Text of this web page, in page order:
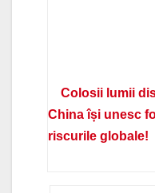
Colosii lumii
China își unesc
riscurile globale!